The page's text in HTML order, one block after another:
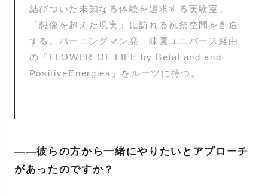
結びついた未知なる体験を追求する実験室。
「想像を超えた現実」に訪れる祝祭空間を創造
する。バーニングマン発、味園ユニバース経由
の「FLOWER OF LIFE by BetaLand and
PositiveEnergies」をルーツに持つ。
——彼らの方から一緒にやりたいとアプローチ
があったのですか？